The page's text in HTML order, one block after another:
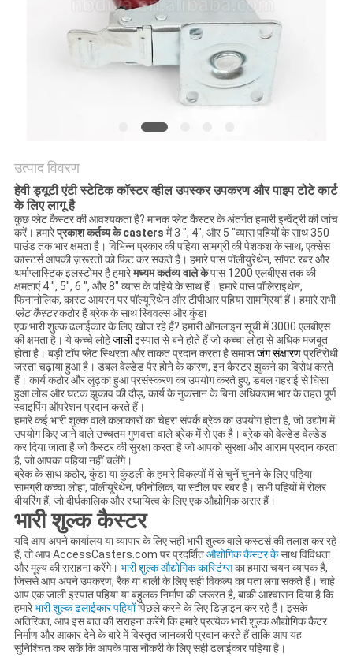
PRIVACY
POLICY
उत्पाद विवरण
हेवी ड्यूटी एंटी स्टेटिक कॉस्टर व्हील उपस्कर उपकरण और पाइप टोटे कार्ट
के लिए लागू है
कुछप्लेट कैस्टर कीआवश्यकता है? मानक प्लेट कैस्टर के अंतर्गत हमारी इन्वेंट्री की जांच
करें। हमारेप्रकाश कर्तव्य के casters में 3 ", 4", और 5 "व्यास पहियों के साथ 350
पाउंड तक भार क्षमता है। विभिन्न प्रकार की पहिया सामग्री की पेशकश के साथ, एक्सेस
कास्टर्स आपकी ज़रूरतों को फिट कर सकते हैं। हमारे पास पॉलीयुरेथेन, सॉफ्ट रबर और
थर्माप्लास्टिक इलस्टोमर है हमारेमध्यम कर्तव्य वाले केपास 1200 एलबीएस तक की
क्षमताएं 4 ", 5", 6 ", और 8" व्यास के पहिये के साथ हैं। हमारे पास पॉलिराइथेन,
फिनानोलिक, कास्ट आयरन पर पॉल्यूरिथेन और टीपीआर पहिया सामग्रियां हैं। हमारे सभी
प्लेट कैस्टरकठोर हैं ब्रेक के साथ स्विवल्स और कुंडा
एक भारी शुल्क ढलाईकार के लिए खोज रहे हैं? हमारी ऑनलाइन सूची में 3000 एलबीएस
की क्षमता है। ये कच्चे लोहेजालीइस्पात से बने होते हैं जो कच्चा लोहा से अधिक मजबूत
होता है। बड़ी टॉप प्लेट स्थिरता और ताकत प्रदान करता है समाप्तजंग संक्षारणप्रतिरोधी
जस्ता चढ़ाया हुआ है। डबल वेल्डेड पैर होने के कारण, इन कैस्टर झुकने का विरोध करते
हैं। कार्य कठोर और लुढ़का हुआ प्रसंस्करण का उपयोग करते हुए, डबल गहराई से घिसा
हुआ लोड और घटक झुकाव की दौड़, कार्य के नुकसान के बिना अधिकतम भार के तहत पूर्ण
स्वाइपिंग ऑपरेशन प्रदान करते हैं।
हमारे कई भारी शुल्क वाले कलाकारों का चेहरा संपर्क ब्रेक का उपयोग होता है, जो उद्योग में
उपयोग किए जाने वाले उच्चतम गुणवत्ता वाले ब्रेक में से एक है। ब्रेक को वेल्डेड वेल्डेड
कर दिया जाता है जो कैस्टर की सुरक्षा करता है जो आपको सुरक्षा और आराम प्रदान करता
है, जो आपका पहिया नहीं चलेंगे।
ब्रेक के साथ कठोर, कुंडा या कुंडली के हमारे विकल्पों में से चुनें चुनने के लिए पहिया
सामग्री कच्चा लोहा, पॉलीयूरेथेन, फीनोलिक, या स्टील पर रबर हैं। सभी पहियों में रोलर
बीयरिंग हैं, जो दीर्घकालिक और स्थायित्व के लिए एक औद्योगिक असर हैं।
भारी शुल्क कैस्टर
यदि आप अपने कार्यालय या व्यापार के लिए सही भारी शुल्क वाले कस्टर्स की तलाश कर रहे
हैं, तो आप AccessCasters.com पर प्रदर्शितऔद्योगिक कैस्टर केसाथ विविधता
और मूल्य की सराहना करेंगे। भारी शुल्क औद्योगिक कास्टिंग्सका हमारा चयन व्यापक है,
जिससे आप अपने उपकरण, रैक या बाली के लिए सही विकल्प का पता लगा सकते हैं। चाहे
आप एक जाली इस्पात पहिया या बहुलक निर्माण की जरूरत है, बाकी आश्वासन दिया है कि
हमारेभारी शुल्क ढलाईकार पहियोंपिछले करने के लिए डिज़ाइन कर रहे हैं। इसके
अतिरिक्त, आप इस बात की सराहना करेंगे कि हमारे प्रत्येक भारी शुल्क औद्योगिक कैटर
निर्माण और आकार देने के बारे में विस्तृत जानकारी प्रदान करते हैं ताकि आप यह
सुनिश्चित कर सकें कि आपके पास नौकरी के लिए सही ढलाईकार पहिया है।